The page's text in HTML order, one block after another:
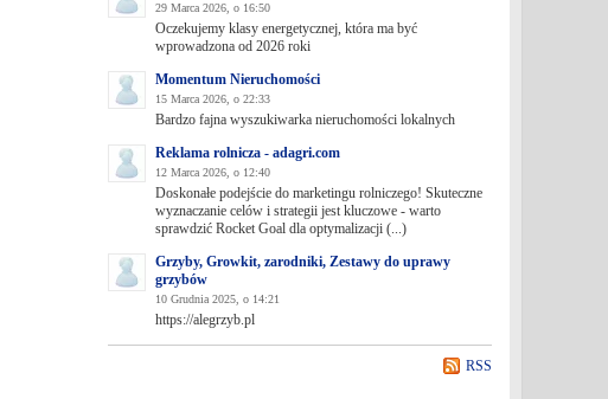
29 Marca 2026, o 16:50
Oczekujemy klasy energetycznej, która ma być
wprowadzona od 2026 roki
Momentum Nieruchomości
15 Marca 2026, o 22:33
Bardzo fajna wyszukiwarka nieruchomości lokalnych
Reklama rolnicza - adagri.com
12 Marca 2026, o 12:40
Doskonałe podejście do marketingu rolniczego! Skuteczne
wyznaczanie celów i strategii jest kluczowe - warto
sprawdzić Rocket Goal dla optymalizacji (...)
Grzyby, Growkit, zarodniki, Zestawy do uprawy
grzybów
10 Grudnia 2025, o 14:21
https://alegrzyb.pl
RSS